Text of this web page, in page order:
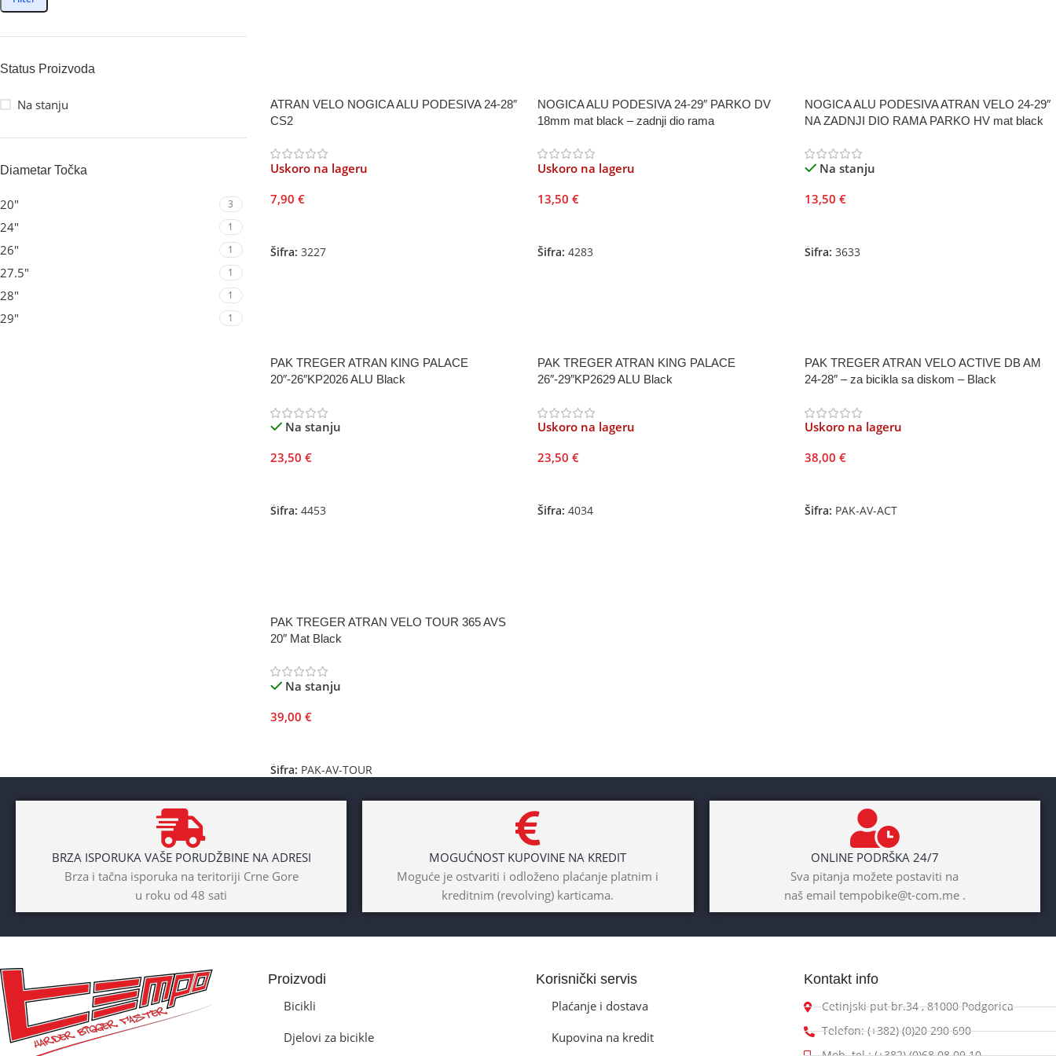
Status Proizvoda
Na stanju
Diametar Točka
20" 3
24" 1
26" 1
27.5" 1
28" 1
29" 1
ATRAN VELO NOGICA ALU PODESIVA 24-28″
CS2
Uskoro na lageru
7,90 €
Šifra: 3227
NOGICA ALU PODESIVA 24-29″ PARKO DV
18mm mat black – zadnji dio rama
Uskoro na lageru
13,50 €
Šifra: 4283
NOGICA ALU PODESIVA ATRAN VELO 24-29″
NA ZADNJI DIO RAMA PARKO HV mat black
Na stanju
13,50 €
Šifra: 3633
PAK TREGER ATRAN KING PALACE
20″-26″KP2026 ALU Black
Na stanju
23,50 €
Šifra: 4453
PAK TREGER ATRAN KING PALACE
26″-29″KP2629 ALU Black
Uskoro na lageru
23,50 €
Šifra: 4034
PAK TREGER ATRAN VELO ACTIVE DB AM
24-28″ – za bicikla sa diskom – Black
Uskoro na lageru
38,00 €
Šifra: PAK-AV-ACT
PAK TREGER ATRAN VELO TOUR 365 AVS
20″ Mat Black
Na stanju
39,00 €
Šifra: PAK-AV-TOUR
BRZA ISPORUKA VAŠE PORUDŽBINE NA ADRESI
Brza i tačna isporuka na teritoriji Crne Gore
u roku od 48 sati
MOGUĆNOST KUPOVINE NA KREDIT
Moguće je ostvariti i odloženo plaćanje platnim i
kreditnim (revolving) karticama.
ONLINE PODRŠKA 24/7
Sva pitanja možete postaviti na
naš email tempobike@t-com.me .
Proizvodi
Bicikli
Djelovi za bicikle
Korisnički servis
Plaćanje i dostava
Kupovina na kredit
Kontakt info
Cetinjski put br.34 , 81000 Podgorica
Telefon: (+382) (0)20 290 690